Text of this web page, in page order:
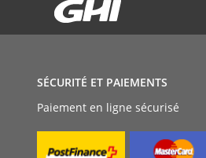
Paiement en ligne sécurisé
SÉCURITÉ ET PAIEMENTS